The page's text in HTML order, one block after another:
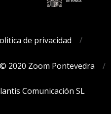
de privacidad
© 2020 Zoom Pontevedra
Comunicación SL